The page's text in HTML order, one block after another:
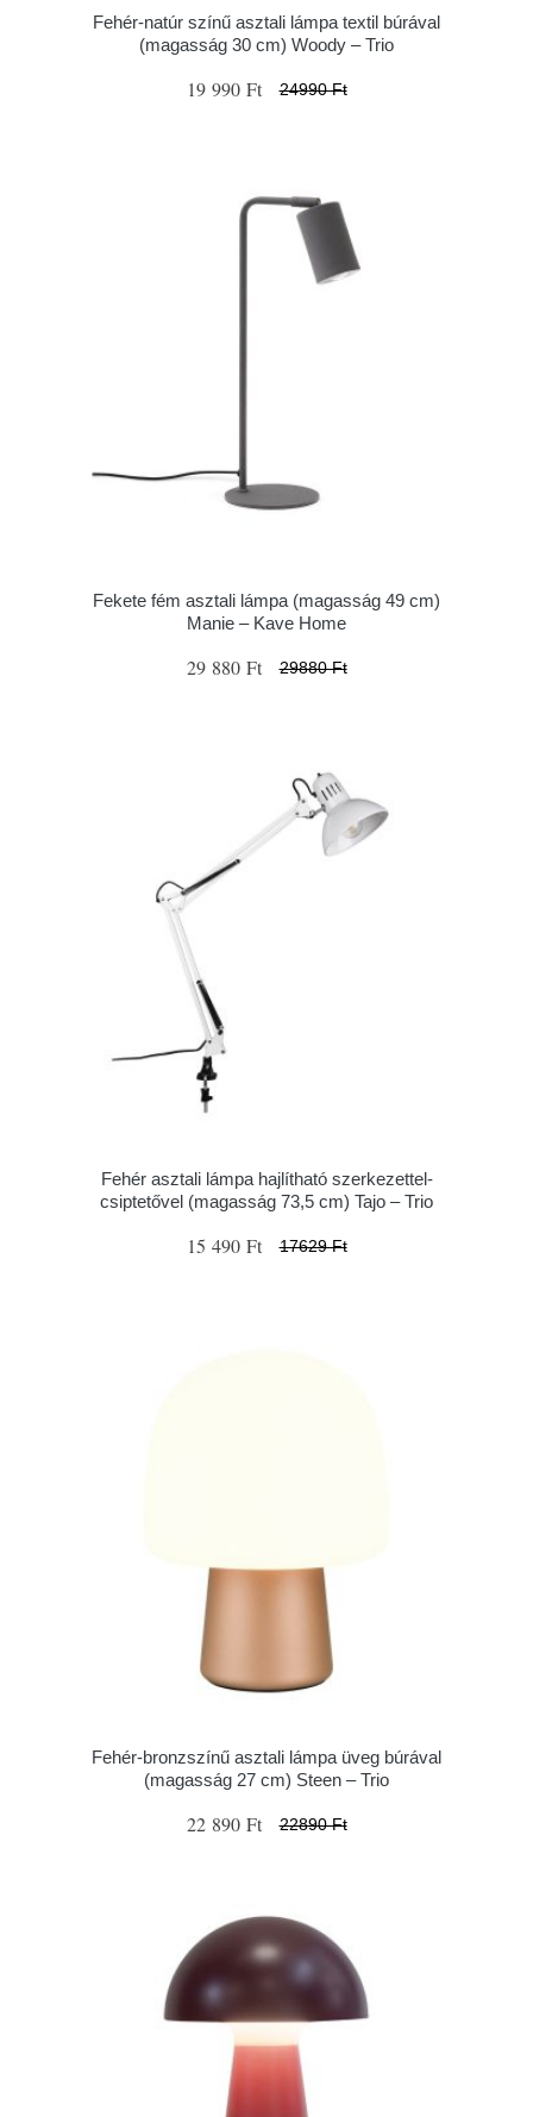
Fehér-natúr színű asztali lámpa textil búrával
(magasság 30 cm) Woody – Trio
19 990 Ft 24990 Ft
Fekete fém asztali lámpa (magasság 49 cm)
Manie – Kave Home
29 880 Ft 29880 Ft
Fehér asztali lámpa hajlítható szerkezettel-
csiptetővel (magasság 73,5 cm) Tajo – Trio
15 490 Ft 17629 Ft
Fehér-bronzszínű asztali lámpa üveg búrával
(magasság 27 cm) Steen – Trio
22 890 Ft 22890 Ft